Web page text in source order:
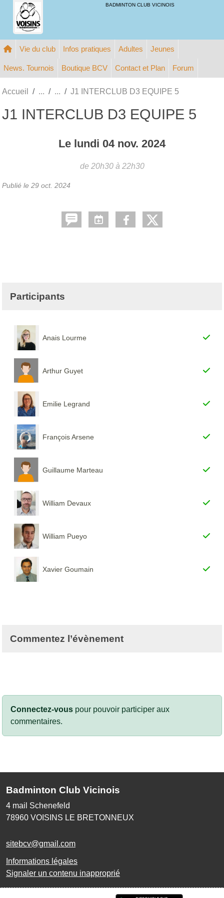
BADMINTON CLUB VICINOIS
Vie du club Infos pratiques Adultes Jeunes
News. Tournois Boutique BCV Contact et Plan Forum
Accueil J1 INTERCLUB D3 EQUIPE 5
J1 INTERCLUB D3 EQUIPE 5
Le lundi 04 nov. 2024
de 20h30 à 22h30
Publié le 29 oct. 2024
Participants
Anais Lourme
Arthur Guyet
Emilie Legrand
François Arsene
Guillaume Marteau
William Devaux
William Pueyo
Xavier Goumain
Commentez l’évènement
Connectez-vous pour pouvoir participer aux
commentaires.
Badminton Club Vicinois
4 mail Schenefeld
78960 VOISINS LE BRETONNEUX
sitebcv@gmail.com
Informations légales
Signaler un contenu inapproprié
Panneau de gestion des cookies